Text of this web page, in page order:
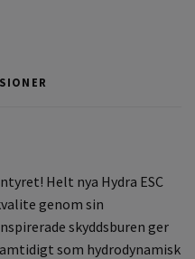
Helt nya Hydra ESC
genom sin
skyddsburen ger
som hydrodynamisk